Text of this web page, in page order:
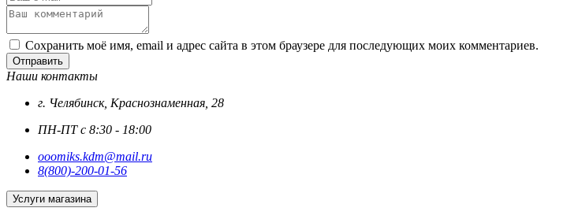
Сохранить моё имя, email и адрес сайта в этом браузере для последующих моих комментариев.
Отправить
Наши контакты
г. Челябинск, Краснознаменная, 28
ПН-ПТ с 8:30 - 18:00
ooomiks.kdm@mail.ru
8(800)-200-01-56
Услуги магазина